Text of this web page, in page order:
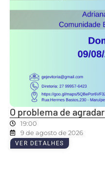
O problema de agradar
19:00
9 de agosto de 2026
VER DETALHES